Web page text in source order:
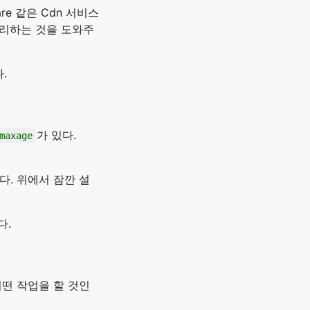
같은 Cdn 서비스
하는 것을 도와주
.
가 있다.
. 위에서 잠깐 설
.
작업을 할 것인